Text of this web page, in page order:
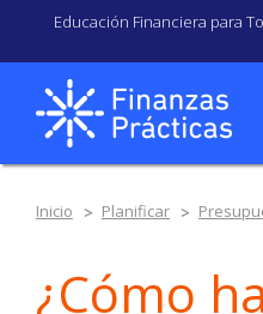
Educación Financiera para
Inicio Planificar
¿Cómo